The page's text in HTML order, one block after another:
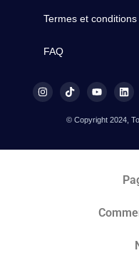
Termes et conditions
FAQ
© Copyright 2024,